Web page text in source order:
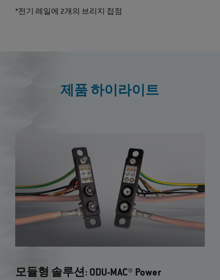
*전기 레일에 2개의 브리지 접점
제품 하이라이트
모듈형 솔루션: ODU-MAC® Power